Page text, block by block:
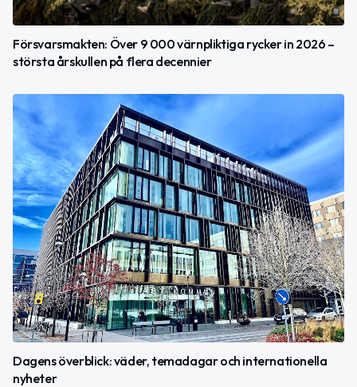
Försvarsmakten: Över 9 000 värnpliktiga rycker in 2026 –
största årskullen på flera decennier
Dagens överblick: väder, temadagar och internationella
nyheter